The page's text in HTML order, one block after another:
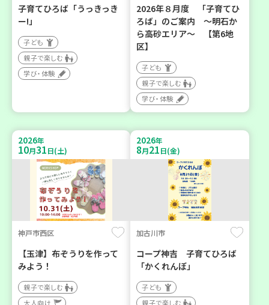
子育てひろば「うっきっき
ー!」
子ども
親子で楽しむ
学び・体験
2026年８月度 「子育てひ
ろば」のご案内 ～明石か
ら高砂エリア～ 【第6地
区】
子ども
親子で楽しむ
学び・体験
2026年
10月31日(土)
神戸市西区
【玉津】布ぞうりを作って
みよう！
親子で楽しむ
大人向け
2026年
8月21日(金)
加古川市
コープ神吉 子育てひろば
「かくれんぼ」
子ども
親子で楽しむ